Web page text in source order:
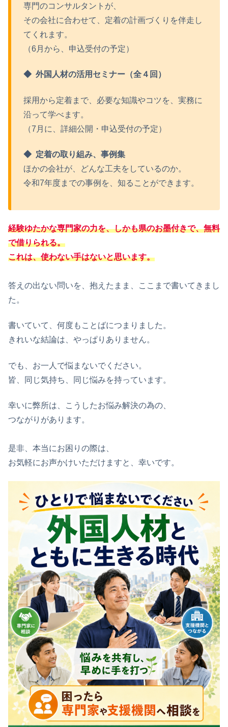
専門のコンサルタントが、
その会社に合わせて、定着の計画づくりを伴走し
てくれます。
（6月から、申込受付の予定）
◆ 外国人材の活用セミナー（全４回）
採用から定着まで、必要な知識やコツを、実務に
沿って学べます。
（7月に、詳細公開・申込受付の予定）
◆ 定着の取り組み、事例集
ほかの会社が、どんな工夫をしているのか。
令和7年度までの事例を、知ることができます。
経験ゆたかな専門家の力を、しかも県のお墨付きで、無料
で借りられる。
これは、使わない手はないと思います。
答えの出ない問いを、抱えたまま、ここまで書いてきまし
た。
書いていて、何度もことばにつまりました。
きれいな結論は、やっぱりありません。
でも、お一人で悩まないでください。
皆、同じ気持ち、同じ悩みを持っています。
幸いに弊所は、こうしたお悩み解決の為の、
つながりがあります。
是非、本当にお困りの際は、
お気軽にお声かけいただけますと、幸いです。